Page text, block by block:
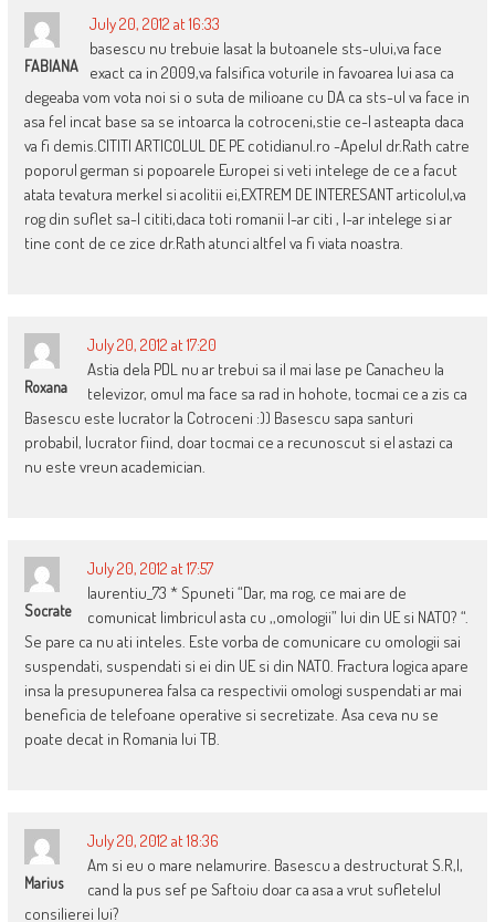
FABIANA
July 20, 2012 at 16:33
basescu nu trebuie lasat la butoanele sts-ului,va face
exact ca in 2009,va falsifica voturile in favoarea lui asa ca
degeaba vom vota noi si o suta de milioane cu DA ca sts-ul va face in
asa fel incat base sa se intoarca la cotroceni,stie ce-l asteapta daca
va fi demis.CITITI ARTICOLUL DE PE cotidianul.ro -Apelul dr.Rath catre
poporul german si popoarele Europei si veti intelege de ce a facut
atata tevatura merkel si acolitii ei,EXTREM DE INTERESANT articolul,va
rog din suflet sa-l cititi,daca toti romanii l-ar citi , l-ar intelege si ar
tine cont de ce zice dr.Rath atunci altfel va fi viata noastra.
Roxana
July 20, 2012 at 17:20
Astia dela PDL nu ar trebui sa il mai lase pe Canacheu la
televizor, omul ma face sa rad in hohote, tocmai ce a zis ca
Basescu este lucrator la Cotroceni :)) Basescu sapa santuri
probabil, lucrator fiind, doar tocmai ce a recunoscut si el astazi ca
nu este vreun academician.
Socrate
July 20, 2012 at 17:57
laurentiu_73 * Spuneti “Dar, ma rog, ce mai are de
comunicat limbricul asta cu ,,omologii” lui din UE si NATO? “.
Se pare ca nu ati inteles. Este vorba de comunicare cu omologii sai
suspendati, suspendati si ei din UE si din NATO. Fractura logica apare
insa la presupunerea falsa ca respectivii omologi suspendati ar mai
beneficia de telefoane operative si secretizate. Asa ceva nu se
poate decat in Romania lui TB.
Marius
July 20, 2012 at 18:36
Am si eu o mare nelamurire. Basescu a destructurat S.R,I,
cand la pus sef pe Saftoiu doar ca asa a vrut sufletelul
consilierei lui?